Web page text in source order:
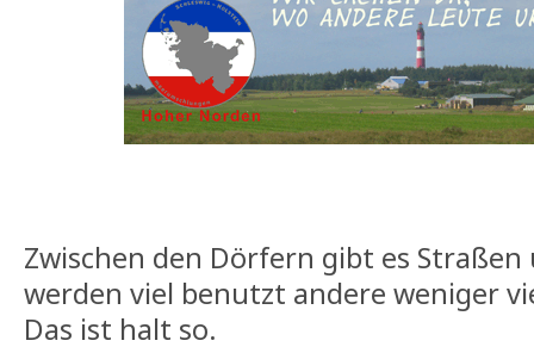
Zwischen den Dörfern gibt es Straßen
werden viel benutzt andere weniger
Das ist halt so.